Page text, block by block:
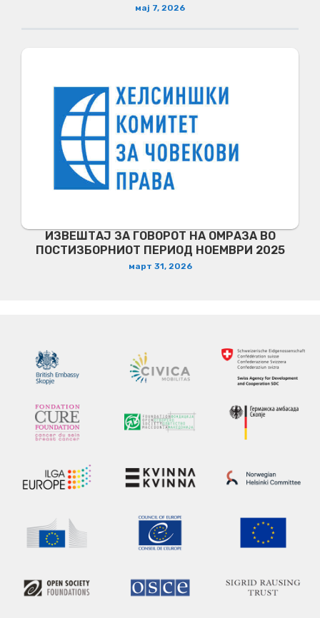
мај 7, 2026
ИЗВЕШТАЈ ЗА ГОВОРОТ НА ОМРАЗА ВО
ПОСТИЗБОРНИОТ ПЕРИОД НОЕМВРИ 2025
март 31, 2026